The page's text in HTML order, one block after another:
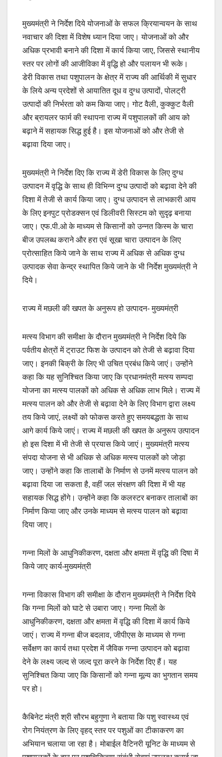
मुख्यमंत्री ने निर्देश दिये योजनाओं के सफल क्रियान्वयन के साथ
नवाचार की दिशा में विशेष ध्यान दिया जाए। योजनाओं को और
अधिक प्रभावी बनाने की दिशा में कार्य किया जाए, जिससे स्थानीय
स्तर पर लोगों की आजीविका में वृद्धि हो और पलायन भी रूके।
डेरी विकास तथा पशुपालन के क्षेत्र में राज्य की आर्थिकी में सुधार
के लिये अन्य प्रदेशों से आयातित दूध व दुग्ध उत्पादों, पोलट्री
उत्पादों की निर्भरता को कम किया जाए। गोट वैली, कुक्कुट वैली
और ब्रायलर फार्म की स्थापना राज्य में पशुपालकों की आय को
बढ़ाने में सहायक सिद्ध हुई है। इस योजनाओं को और तेजी से
बढ़ावा दिया जाए।
मुख्यमंत्री ने निर्देश दिए कि राज्य में डेरी विकास के लिए दुग्ध
उत्पादन में वृद्धि के साथ ही विभिन्न दुग्ध उत्पादों को बढ़ावा देने की
दिशा में तेजी से कार्य किया जाए। दुग्ध उत्पादन से लाभकारी आय
के लिए इनपुट प्रोडक्सन एवं डिलीवरी सिस्टम को सुदृढ़ बनाया
जाए। एफ.पी.ओ के माध्यम से किसानों को उन्नत किस्म के चारा
बीज उपलब्ध कराने और हरा एवं सूखा चारा उत्पादन के लिए
प्रोत्साहित किये जाने के साथ राज्य में अधिक से अधिक दुग्ध
उत्पादक सेवा केन्द्र स्थापित किये जाने के भी निर्देश मुख्यमंत्री ने
दिये।
राज्य में मछली की खपत के अनुरूप हो उत्पादन- मुख्यमंत्री
मत्स्य विभाग की समीक्षा के दौरान मुख्यमंत्री ने निर्देश दिये कि
पर्वतीय क्षेत्रों में ट्राउट फिश के उत्पादन को तेजी से बढ़ावा दिया
जाए। इनकी बिक्री के लिए भी उचित प्रबंध किये जाएं। उन्होंने
कहा कि यह सुनिश्चित किया जाए कि प्रधानमंत्री मत्स्य सम्पदा
योजना का मत्स्य पालकों को अधिक से अधिक लाभ मिले। राज्य में
मत्स्य पालन को और तेजी से बढ़ावा देने के लिए विभाग द्वारा लक्ष्य
तय किये जाएं, लक्ष्यों को फोकस करते हुए समयबद्धता के साथ
आगे कार्य किये जाएं। राज्य में मछली की खपत के अनुरूप उत्पादन
हो इस दिशा में भी तेजी से प्रयास किये जाएं। मुख्यमंत्री मत्स्य
संपदा योजना से भी अधिक से अधिक मत्स्य पालकों को जोड़ा
जाए। उन्होंने कहा कि तालाबों के निर्माण से उनमें मत्स्य पालन को
बढ़ावा दिया जा सकता है, वहीं जल संरक्षण की दिशा में भी यह
सहायक सिद्ध होंगे। उन्होंने कहा कि कलस्टर बनाकर तालाबों का
निर्माण किया जाए और उनके माध्यम से मत्स्य पालन को बढ़ावा
दिया जाए।
गन्ना मिलों के आधुनिकीकरण, दक्षता और क्षमता में वृद्धि की दिषा में
किये जाए कार्य-मुख्यमंत्री
गन्ना विकास विभाग की समीक्षा के दौरान मुख्यमंत्री ने निर्देश दिये
कि गन्ना मिलों को घाटे से उबारा जाए। गन्ना मिलों के
आधुनिकीकरण, दक्षता और क्षमता में वृद्धि की दिशा में कार्य किये
जाएं। राज्य में गन्ना बीज बदलाव, जीपीएस के माध्यम से गन्ना
सर्वेक्षण का कार्य तथा प्रदेश में जैविक गन्ना उत्पादन को बढ़ावा
देने के लक्ष्य जल्द से जल्द पूरा करने के निर्देश दिए हैं। यह
सुनिश्चित किया जाए कि किसानों को गन्ना मूल्य का भुगतान समय
पर हो।
कैबिनेट मंत्री श्री सौरभ बहुगुणा ने बताया कि पशु स्वास्थ्य एवं
रोग नियंत्रण के लिए वृहद् स्तर पर पशुओं का टीकाकरण का
अभियान चलाया जा रहा है। मोबाईल वैटिनरी यूनिट के माध्यम से